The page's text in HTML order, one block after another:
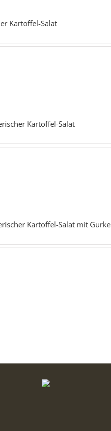
Kartoffel-Salat
Kartoffel-Salat
Kartoffel-Salat mit Gurke